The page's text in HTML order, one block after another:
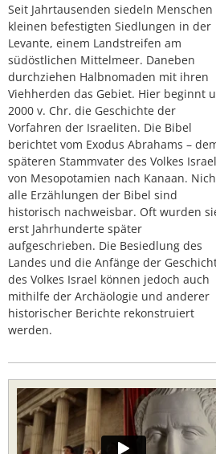
Seit Jahrtausenden siedeln Menschen
kleinen befestigten Siedlungen in der
Levante, einem Landstreifen am
südöstlichen Mittelmeer. Daneben
durchziehen Halbnomaden mit ihren
Viehherden das Gebiet. Hier beginnt
2000 v. Chr. die Geschichte der
Vorfahren der Israeliten. Die Bibel
berichtet vom Exodus Abrahams –
späteren Stammvater des Volkes
von Mesopotamien nach Kanaan.
alle Erzählungen der Bibel sind
historisch nachweisbar. Oft wurden
erst Jahrhunderte später
aufgeschrieben. Die Besiedlung des
Landes und die Anfänge der
des Volkes Israel können jedoch auch
mithilfe der Archäologie und anderer
historischer Berichte rekonstruiert
werden.